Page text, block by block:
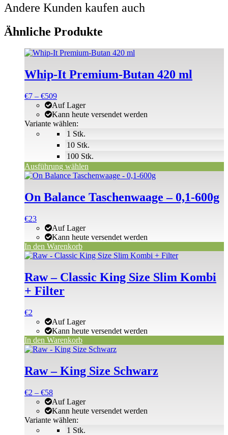
Andere Kunden kaufen auch
Ähnliche Produkte
Whip-It Premium-Butan 420 ml
€7 – €509Preisspanne:
€7
bis
€509
1 Stk.
10 Stk.
100 Stk.
Auf Lager
Kann heute versendet werden
Variante wählen:
Ausführung wählen
Dieses
weist
mehrere
auf.
Optionen
können
Produktseite
gewählt
werden
On Balance Taschenwaage – 0,1-600g
€23
Auf Lager
Kann heute versendet werden
In den Warenkorb
Raw – Classic King Size Slim Kombi
+ Filter
€2
Auf Lager
Kann heute versendet werden
In den Warenkorb
Raw – King Size Schwarz
€2 – €58Preisspanne:
€2
bis
€58
1 Stk.
Auf Lager
Kann heute versendet werden
Variante wählen:
Dieses
weist
mehrere
auf.
Optionen
können